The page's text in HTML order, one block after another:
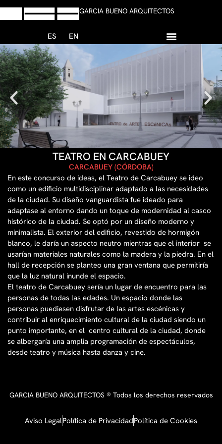
GARCIA BUENO ARQUITECTOS
ES EN
TEATRO EN CARCABUEY
CARCABUEY (CÓRDOBA)
En este concurso de ideas, el Teatro de Carcabuey se ideo
como un edificio multidisciplinar adaptado a las necesidades
de la ciudad. Su diseño vanguardista fue ideado para
adaptase al entorno dando un toque de modernidad al casco
histórico de la ciudad. Se optó por un diseño moderno y
minimalista. El exterior del edificio, revestido de hormigón
blanco, le daría un aspecto neutro mientras que el interior se
usarían materiales naturales como la madera y la piedra. En el
hall de recepción se planteo una gran ventana que permitiría
que la luz natural inunde el espacio.
El teatro de Carcabuey sería un lugar de encuentro para las
personas de todas las edades. Un espacio donde las
personas puediesen disfrutar de las artes escénicas y
contribuir al enriquecimiento cultural de la ciudad siendo un
punto importante, en el centro cultural de la ciudad, donde
se albergaría una amplia programación de espectáculos,
desde teatro y música hasta danza y cine.
GARCIA BUENO ARQUITECTOS ® Todos los derechos reservados
Aviso LegalPolítica de PrivacidadPolítica de Cookies